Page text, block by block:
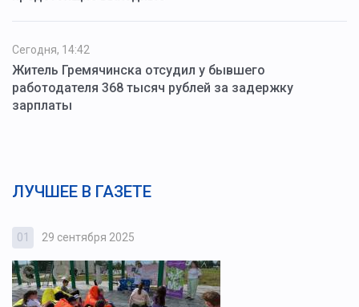
Сегодня, 14:42
Житель Гремячинска отсудил у бывшего
работодателя 368 тысяч рублей за задержку
зарплаты
ЛУЧШЕЕ В ГАЗЕТЕ
01 29 сентября 2025